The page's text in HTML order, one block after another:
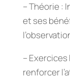
– Théorie :
et ses
–
renforcer